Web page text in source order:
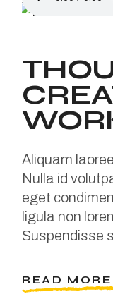
Aliquam
Nulla id
eget
ligula non
Suspendisse
READ MORE